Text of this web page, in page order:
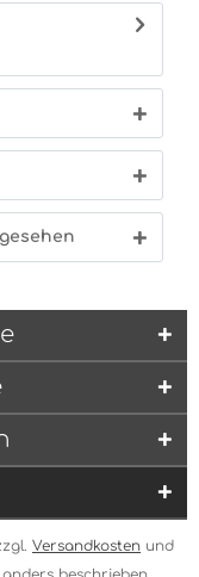
Versandkosten und